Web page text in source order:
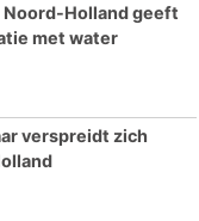
Noord-Holland geeft
met water
verspreidt zich